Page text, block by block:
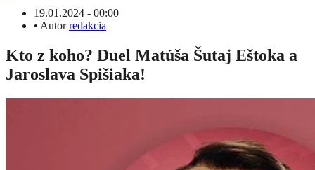
19.01.2024 - 00:00
• Autorredakcia
Kto z koho? Duel Matúša Šutaj Eštoka a
Jaroslava Spišiaka!